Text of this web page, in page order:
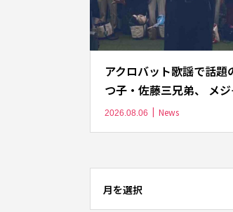
アクロバット歌謡で話題
つ子・佐藤三兄弟、 メ
2026.08.06 News
月を選択